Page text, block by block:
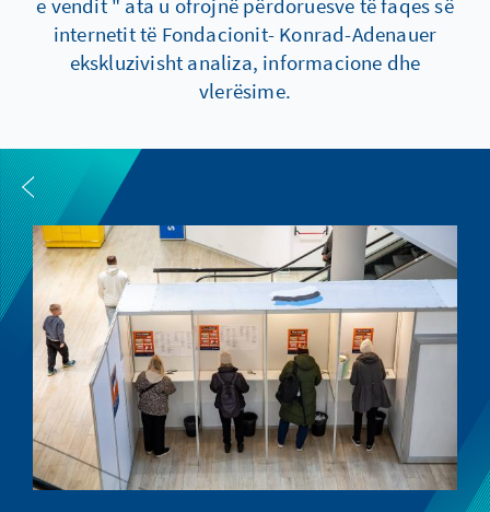
e vendit " ata u ofrojnë përdoruesve të faqes së
internetit të Fondacionit- Konrad-Adenauer
ekskluzivisht analiza, informacione dhe
vlerësime.